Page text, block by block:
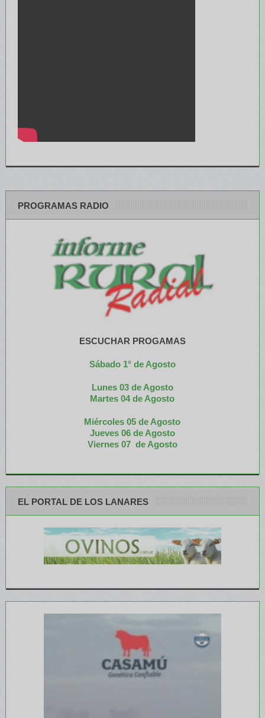
PROGRAMAS RADIO
ESCUCHAR PROGAMAS
Sábado 1° de Agosto
Lunes 03 de Agosto
Martes 04 de Agosto
Miércoles 05 de Agosto
Jueves 06 de Agosto
Viernes 07 de Agosto
EL PORTAL DE LOS LANARES